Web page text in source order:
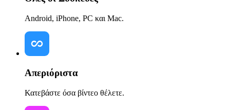
Android, iPhone, PC και Mac.
Απεριόριστα
Κατεβάστε όσα βίντεο θέλετε.